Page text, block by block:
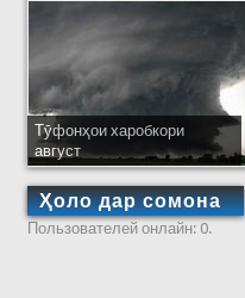
Тӯфонҳои харобкори
август
Ҳоло дар сомона
Пользователей онлайн: 0.